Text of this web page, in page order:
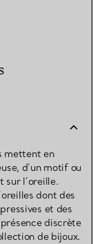
mettent en
d’un motif ou
sur l’oreille.
dont des
et des
discrète
de bijoux.